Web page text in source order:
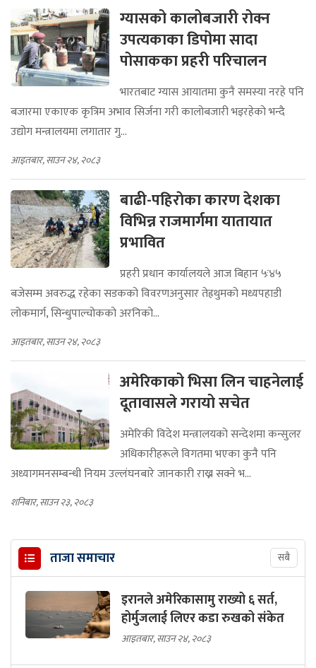
ग्यासको कालोबजारी रोक्न
उपत्यकाका डिपोमा सादा
पोसाकका प्रहरी परिचालन
भारतबाट ग्यास आयातमा कुनै समस्या नरहे पनि
बजारमा एकाएक कृत्रिम अभाव सिर्जना गरी कालोबजारी भइरहेको भन्दै
उद्योग मन्त्रालयमा लगातार गु...
आइतबार, साउन २४, २०८३
बाढी-पहिराेका कारण देशका
विभिन्न राजमार्गमा यातायात
प्रभावित
प्रहरी प्रधान कार्यालयले आज बिहान ५ः४५
बजेसम्म अवरुद्ध रहेका सडकको विवरणअनुसार तेह्रथुमको मध्यपहाडी
लोकमार्ग, सिन्धुपाल्चोकको अरनिको...
आइतबार, साउन २४, २०८३
अमेरिकाको भिसा लिन चाहनेलाई
दूतावासले गरायो सचेत
अमेरिकी विदेश मन्त्रालयको सन्देशमा कन्सुलर
अधिकारीहरूले विगतमा भएका कुनै पनि
अध्यागमनसम्बन्धी नियम उल्लंघनबारे जानकारी राख्न सक्ने भ...
शनिबार, साउन २३, २०८३
ताजा समाचार सबै
इरानले अमेरिकासामु राख्यो ६ सर्त,
होर्मुजलाई लिएर कडा रुखको संकेत
आइतबार, साउन २४, २०८३